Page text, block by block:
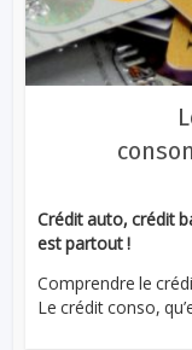
Crédit auto, crédit
est partout !
Comprendre le
Le crédit conso,